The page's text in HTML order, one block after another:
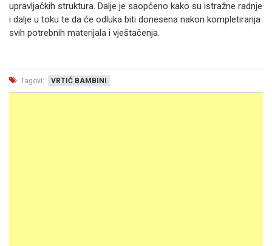
upravljačkih struktura. Dalje je saopćeno kako su istražne radnje
i dalje u toku te da će odluka biti donesena nakon kompletiranja
svih potrebnih materijala i vještačenja.
Tagovi: VRTIĆ BAMBINI